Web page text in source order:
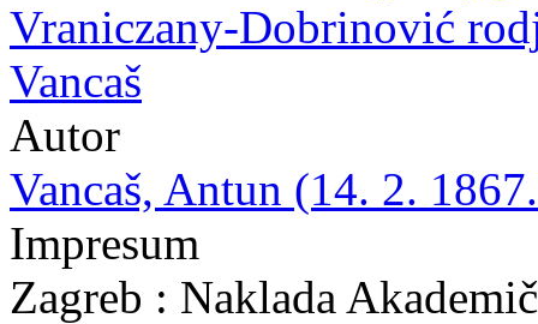
Vraniczany-Dobrinović
Vancaš
Autor
Vancaš, Antun (14. 2.
Impresum
Zagreb : Naklada